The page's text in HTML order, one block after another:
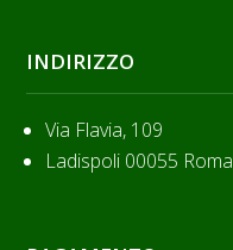
INDIRIZZO
Via Flavia, 109
Ladispoli 00055 Roma